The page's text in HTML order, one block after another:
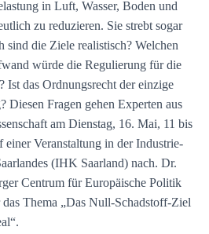
in Luft, Wasser, Boden und
zu reduzieren. Sie strebt sogar
sind die Ziele realistisch? Welchen
würde die Regulierung für die
Ist das Ordnungsrecht der einzige
Diesen Fragen gehen Experten aus
am Dienstag, 16. Mai, 11 bis
einer Veranstaltung in der Industrie-
(IHK Saarland) nach. Dr.
Centrum für Europäische Politik
Thema „Das Null-Schadstoff-Ziel